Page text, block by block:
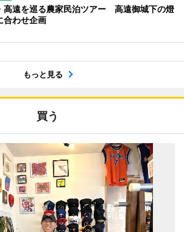
高遠を巡る農家民泊ツアー 高遠御城下の燈
合わせ企画
もっと見る
買う